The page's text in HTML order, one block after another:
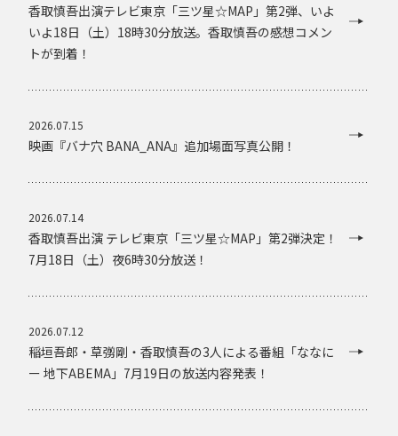
香取慎吾出演テレビ東京「三ツ星☆MAP」第2弾、いよ
いよ18日（土）18時30分放送。香取慎吾の感想コメン
トが到着！
2026.07.15
映画『バナ穴 BANA_ANA』追加場面写真公開！
2026.07.14
香取慎吾出演 テレビ東京「三ツ星☆MAP」第2弾決定！
7月18日（土）夜6時30分放送！
2026.07.12
稲垣吾郎・草彅剛・香取慎吾の3人による番組「ななに
ー 地下ABEMA」7月19日の放送内容発表！